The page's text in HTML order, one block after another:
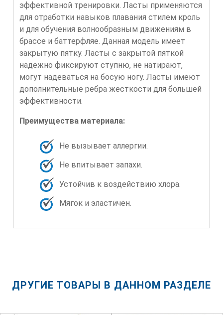
эффективной тренировки. Ласты применяются
для отработки навыков плавания стилем кроль
и для обучения волнообразным движениям в
брассе и баттерфляе. Данная модель имеет
закрытую пятку. Ласты с закрытой пяткой
надежно фиксируют ступню, не натирают,
могут надеваться на босую ногу. Ласты имеют
дополнительные ребра жесткости для большей
эффективности.
Преимущества материала:
Не вызывает аллергии.
Не впитывает запахи.
Устойчив к воздействию хлора.
Мягок и эластичен.
ДРУГИЕ ТОВАРЫ В ДАННОМ РАЗДЕЛЕ